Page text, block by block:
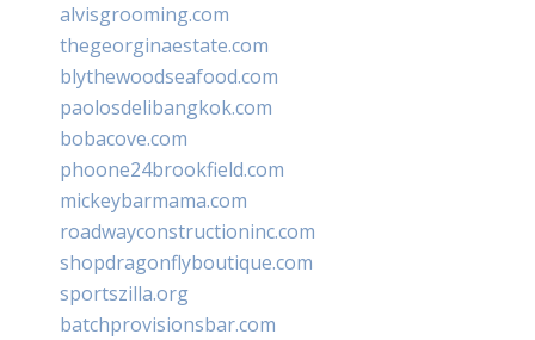
alvisgrooming.com
thegeorginaestate.com
blythewoodseafood.com
paolosdelibangkok.com
bobacove.com
phoone24brookfield.com
mickeybarmama.com
roadwayconstructioninc.com
shopdragonflyboutique.com
sportszilla.org
batchprovisionsbar.com